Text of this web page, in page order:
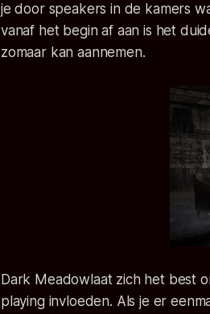
je door speakers in de kamers
vanaf het begin af aan is het
zomaar kan aannemen.
Dark Meadowlaat zich het best
playing invloeden. Als je er